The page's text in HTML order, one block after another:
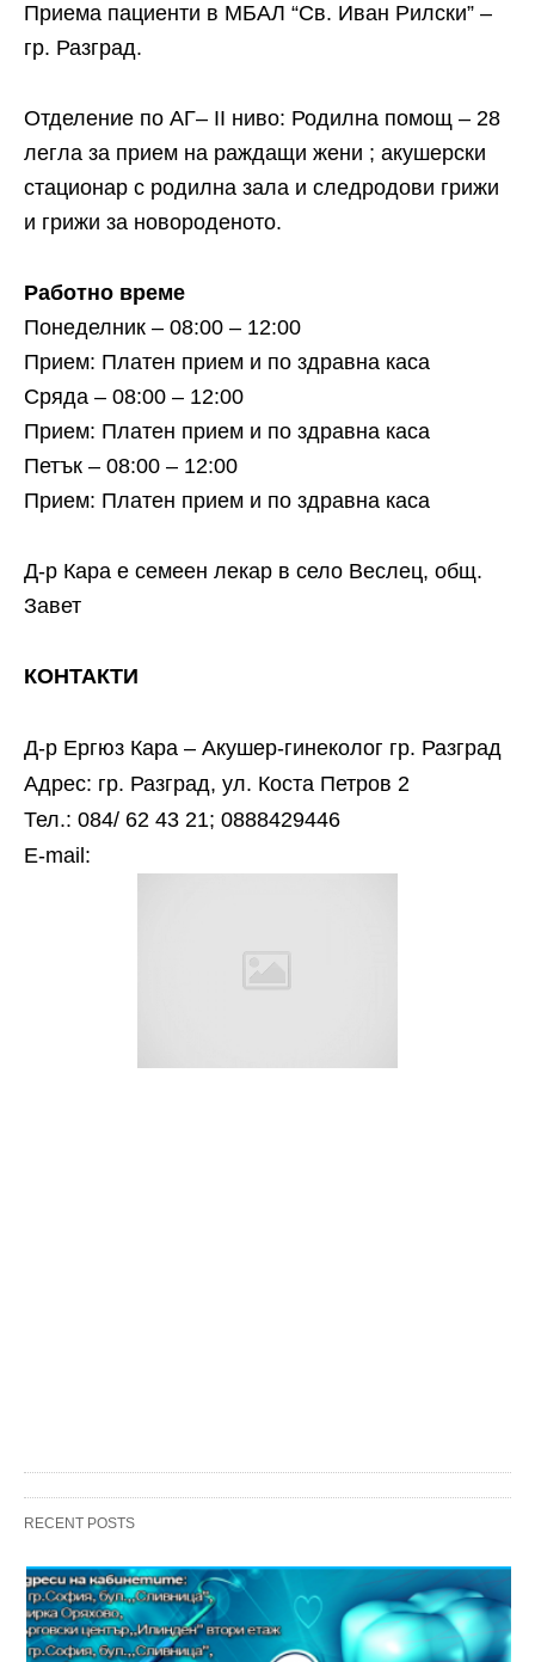
Приема пациенти в МБАЛ “Св. Иван Рилски” –
гр. Разград.
Отделение по АГ– ІІ ниво: Родилна помощ – 28
легла за прием на раждащи жени ; акушерски
стационар с родилна зала и следродови грижи
и грижи за новороденото.
Работно време
Понеделник – 08:00 – 12:00
Прием: Платен прием и по здравна каса
Сряда – 08:00 – 12:00
Прием: Платен прием и по здравна каса
Петък – 08:00 – 12:00
Прием: Платен прием и по здравна каса
Д-р Кара е семеен лекар в село Веслец, общ.
Завет
КОНТАКТИ
Д-р Ергюз Кара – Акушер-гинеколог гр. Разград
Адрес: гр. Разград, ул. Коста Петров 2
Тел.: 084/ 62 43 21; 0888429446
Е-mail:
RECENT POSTS